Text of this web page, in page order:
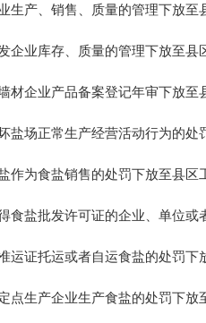
产、销售、质量的管理下放至
业库存、质量的管理下放至县
企业产品备案登记年审下放至
场正常生产经营活动行为的处
为食盐销售的处罚下放至县区
盐批发许可证的企业、单位或
证托运或者自运食盐的处罚下
生产企业生产食盐的处罚下放